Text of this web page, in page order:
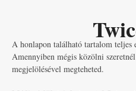
A honlapon található tartalom teljes
Amennyiben mégis közölni
megjelölésével megteheted.